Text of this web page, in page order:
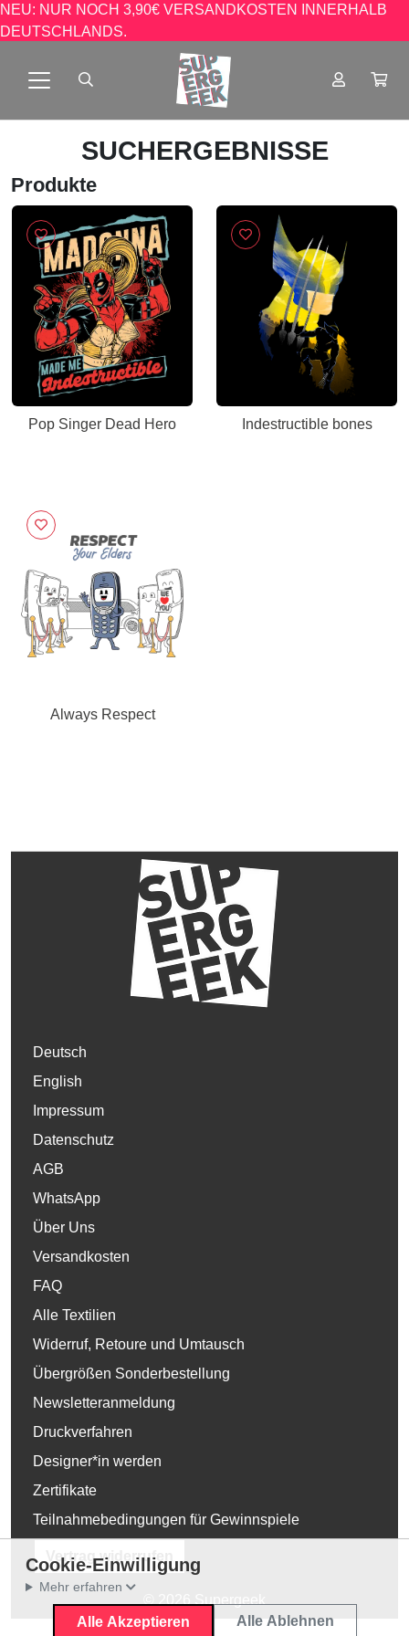
NEU: NUR NOCH 3,90€ VERSANDKOSTEN INNERHALB
DEUTSCHLANDS.
SUCHERGEBNISSE
Produkte
Pop Singer Dead Hero Indestructible bones
Always Respect
Deutsch
English
Impressum
Datenschutz
AGB
WhatsApp
Über Uns
Versandkosten
FAQ
Alle Textilien
Widerruf, Retoure und Umtausch
Übergrößen Sonderbestellung
Newsletteranmeldung
Druckverfahren
Designer*in werden
Zertifikate
Teilnahmebedingungen für Gewinnspiele
Vertrag widerrufen
Cookie-Einwilligung
Mehr erfahren
Alle Akzeptieren Alle Ablehnen